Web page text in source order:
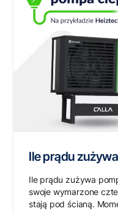
Ile prądu
Ile prądu zużywa
swoje wymarzone
stają pod ścianą.